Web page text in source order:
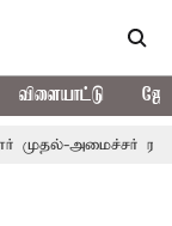
விளையாட்டு
ரங்கசாமி